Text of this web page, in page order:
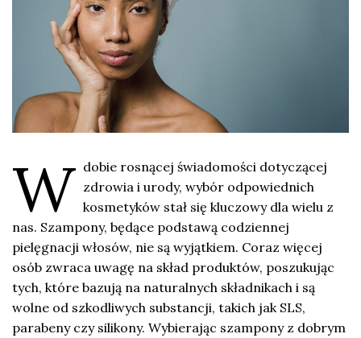
W dobie rosnącej świadomości dotyczącej
zdrowia i urody, wybór odpowiednich
kosmetyków stał się kluczowy dla wielu z
nas. Szampony, będące podstawą codziennej
pielęgnacji włosów, nie są wyjątkiem. Coraz więcej
osób zwraca uwagę na skład produktów, poszukując
tych, które bazują na naturalnych składnikach i są
wolne od szkodliwych substancji, takich jak SLS,
parabeny czy silikony. Wybierając szampony z dobrym